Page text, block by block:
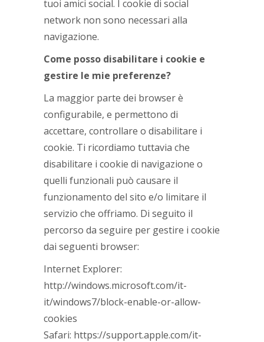
tuoi amici social. I cookie di social
network non sono necessari alla
navigazione.
Come posso disabilitare i cookie e
gestire le mie preferenze?
La maggior parte dei browser è
configurabile, e permettono di
accettare, controllare o disabilitare i
cookie. Ti ricordiamo tuttavia che
disabilitare i cookie di navigazione o
quelli funzionali può causare il
funzionamento del sito e/o limitare il
servizio che offriamo. Di seguito il
percorso da seguire per gestire i cookie
dai seguenti browser:
Internet Explorer:
http://windows.microsoft.com/it-
it/windows7/block-enable-or-allow-
cookies
Safari: https://support.apple.com/it-